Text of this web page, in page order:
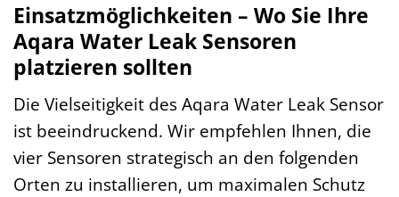
Einsatzmöglichkeiten – Wo Sie Ihre
Aqara Water Leak Sensoren
platzieren sollten
Die Vielseitigkeit des Aqara Water Leak Sensor
ist beeindruckend. Wir empfehlen Ihnen, die
vier Sensoren strategisch an den folgenden
Orten zu installieren, um maximalen Schutz